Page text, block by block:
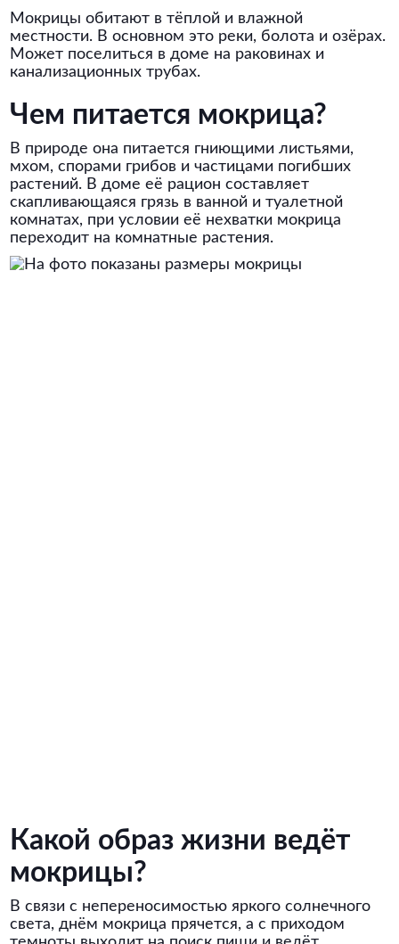
Мокрицы обитают в тёплой и влажной
местности. В основном это реки, болота и озёрах.
Может поселиться в доме на раковинах и
канализационных трубах.
Чем питается мокрица?
В природе она питается гниющими листьями,
мхом, спорами грибов и частицами погибших
растений. В доме её рацион составляет
скапливающаяся грязь в ванной и туалетной
комнатах, при условии её нехватки мокрица
переходит на комнатные растения.
Какой образ жизни ведёт
мокрицы?
В связи с непереносимостью яркого солнечного
света, днём мокрица прячется, а с приходом